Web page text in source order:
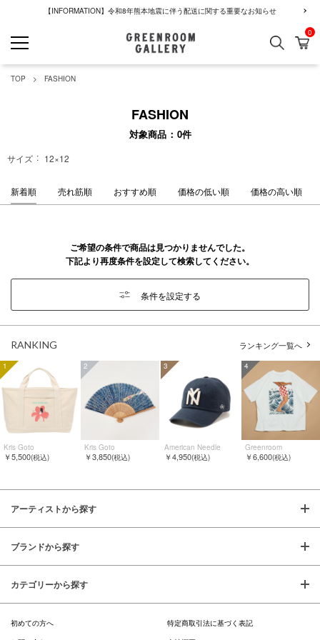
【INFORMATION】令和8年熊本地震に伴う配送に関する重要なお知らせ
検索 カ
0
TOP FASHION
FASHION
対象商品 0件
サイズ 12×12
新着順 売れ筋順 おすすめ順 価格の低い順 価格の高い順
ご希望の条件で商品は見つかりませんでした。
下記より再度条件を設定して検索してください。
条件を設定する
RANKING ランキング一覧へ
1
Kris Goto
￥5,500(税込)
2
Kris Goto
￥3,850(税込)
3
American Needle
￥4,950(税込)
4
Greenroom
￥6,600(税込)
アーティストから探す
ブランドから探す
カテゴリーから探す
初めての方へ
特定商取引法に基づく表記